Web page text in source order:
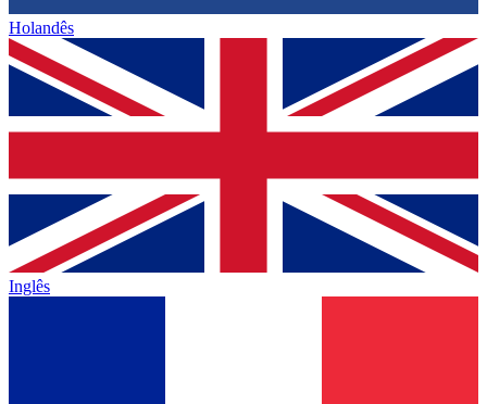
Holandês
Inglês